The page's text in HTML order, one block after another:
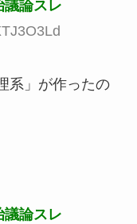
議論スレ
系」が作ったの
議論スレ